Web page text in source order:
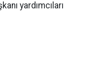
yardımcıları